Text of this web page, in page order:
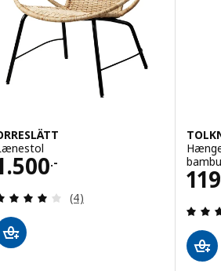
.-
1500.-
Anmeld: 4 ud af 5 Stjerner.
(4)
119